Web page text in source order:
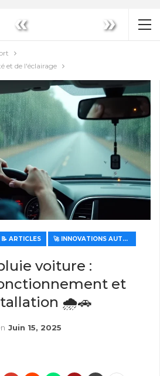
« »
et de l'éclairage
📝 ARTICLES 🚀 INNOVATIONS AUTOMOBILES
voiture :
et
🌧️🚗
Juin 15, 2025